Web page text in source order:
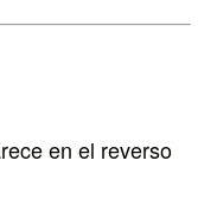
en el reverso